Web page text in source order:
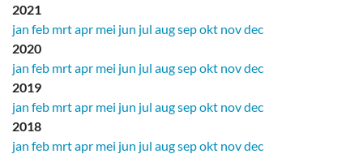
2021
jan feb mrtapr mei jun jul augsepokt novdec
2020
jan feb mrtapr mei jun jul augsepokt novdec
2019
jan feb mrtapr mei jun jul augsepokt novdec
2018
jan feb mrtapr mei jun jul augsepokt novdec